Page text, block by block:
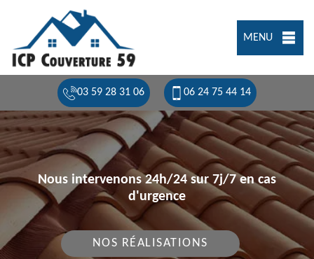
MENU
03 59 28 31 06 06 24 75 44 14
Nous intervenons 24h/24 sur 7j/7 en cas
d'urgence
NOS RÉALISATIONS